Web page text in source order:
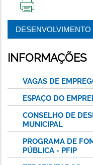
PÁGINA
DESENVOLVIMENTO
INFORMAÇÕES
VAGAS DE
ESPAÇO DO
CONSELHO DE
MUNICIPAL
PROGRAMA DE
PÚBLICA - PFIP